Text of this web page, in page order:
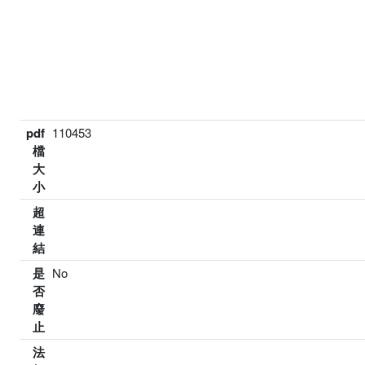
pdf
檔
大
小
110453
超
連
結
是
否
廢
止
No
法